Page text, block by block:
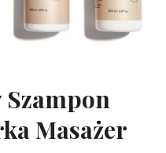
Szampon
Masażer